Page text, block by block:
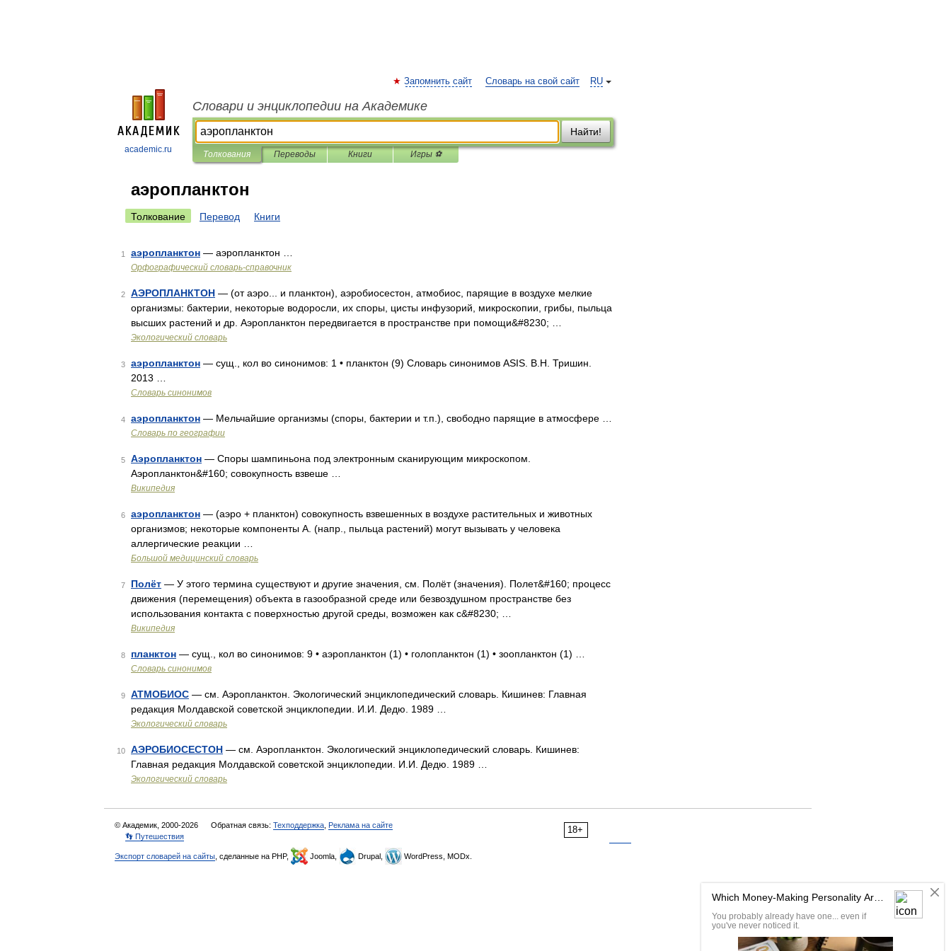
academic.ru
RU
Запомнить сайт Словарь на свой сайт
Словари и энциклопедии на Академике
Найти!
Толкования Переводы Книги Игры ⚽
аэропланктон
Толкование Перевод Книги
1 аэропланктон — аэропланктон …
Орфографический словарь-справочник
2 АЭРОПЛАНКТОН — (от аэро... и планктон), аэробиосестон, атмобиос, парящие в воздухе мелкие
организмы: бактерии, некоторые водоросли, их споры, цисты инфузорий, микроскопии, грибы, пыльца
высших растений и др. Аэропланктон передвигается в пространстве при помощи&#8230; …
Экологический словарь
3 аэропланктон — сущ., кол во синонимов: 1 • планктон (9) Словарь синонимов ASIS. В.Н. Тришин.
2013 …
Словарь синонимов
4 аэропланктон — Мельчайшие организмы (споры, бактерии и т.п.), свободно парящие в атмосфере …
Словарь по географии
5 Аэропланктон — Споры шампиньона под электронным сканирующим микроскопом.
Аэропланктон&#160; совокупность взвеше …
Википедия
6 аэропланктон — (аэро + планктон) совокупность взвешенных в воздухе растительных и животных
организмов; некоторые компоненты А. (напр., пыльца растений) могут вызывать у человека
аллергические реакции …
Большой медицинский словарь
7 Полёт — У этого термина существуют и другие значения, см. Полёт (значения). Полет&#160; процесс
движения (перемещения) объекта в газообразной среде или безвоздушном пространстве без
использования контакта с поверхностью другой среды, возможен как с&#8230; …
Википедия
8 планктон — сущ., кол во синонимов: 9 • аэропланктон (1) • голопланктон (1) • зоопланктон (1) …
Словарь синонимов
9 АТМОБИОС — см. Аэропланктон. Экологический энциклопедический словарь. Кишинев: Главная
редакция Молдавской советской энциклопедии. И.И. Дедю. 1989 …
Экологический словарь
10 АЭРОБИОСЕСТОН — см. Аэропланктон. Экологический энциклопедический словарь. Кишинев:
Главная редакция Молдавской советской энциклопедии. И.И. Дедю. 1989 …
Экологический словарь
18+
© Академик, 2000-2026 Обратная связь: Техподдержка Реклама на сайте
👣 Путешествия
Экспорт словарей на сайты , сделанные на PHP, Joomla, Drupal, WordPress, MODx.